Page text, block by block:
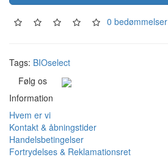
0 bedømmelser
Tags: BIOselect
Følg os
Information
Hvem er vi
Kontakt & åbningstider
Handelsbetingelser
Fortrydelses & Reklamationsret